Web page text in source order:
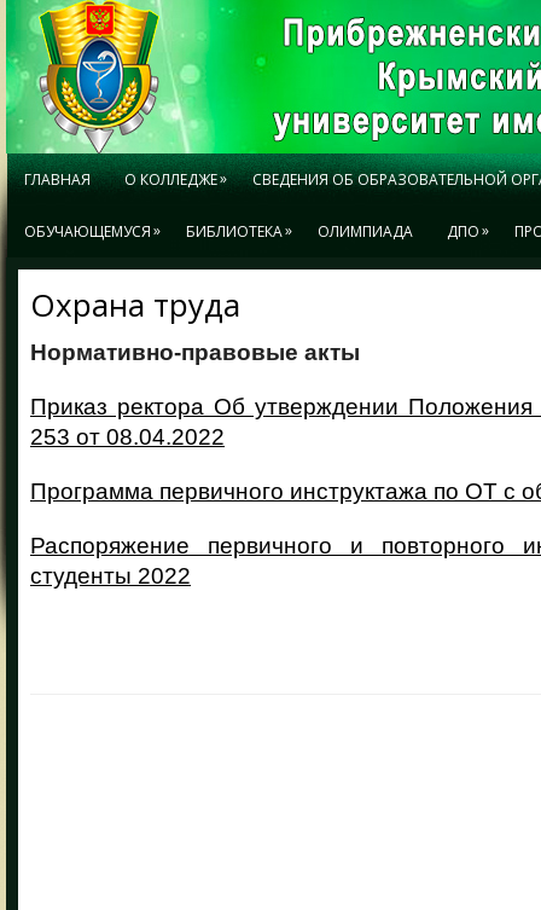
ГЛАВНАЯ О КОЛЛЕДЖЕ» СВЕДЕНИЯ ОБ ОБРАЗОВАТЕЛЬНОЙ
ОБУЧАЮЩЕМУСЯ» БИБЛИОТЕКА» ОЛИМПИАДА ДПО»
Охрана труда
Нормативно-правовые акты
Приказ ректора Об утверждении
253 от 08.04.2022
Программа первичного инструктажа по ОТ с
Распоряжение первичного и повторного
студенты 2022